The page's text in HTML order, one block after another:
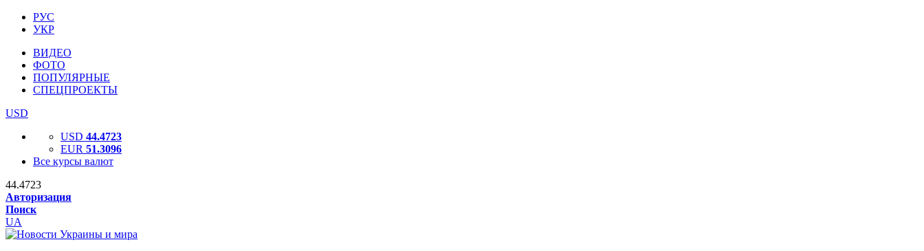
РУС
УКР
ВИДЕО
ФОТО
ПОПУЛЯРНЫЕ
СПЕЦПРОЕКТЫ
USD
USD 44.4723
EUR 51.3096
Все курсы валют
44.4723
Авторизация
Поиск
UA